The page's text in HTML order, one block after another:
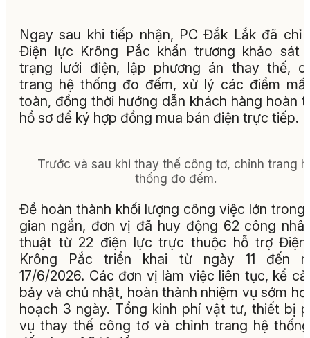
Ngay sau khi tiếp nhận, PC Đắk Lắk đã chỉ
Điện lực Krông Pắc khẩn trương khảo sát
trạng lưới điện, lập phương án thay thế,
trang hệ thống đo đếm, xử lý các điểm
toàn, đồng thời hướng dẫn khách hàng hoàn
hồ sơ để ký hợp đồng mua bán điện trực tiếp.
Trước và sau khi thay thế công tơ, chỉnh trang
thống đo đếm.
Để hoàn thành khối lượng công việc lớn trong
gian ngắn, đơn vị đã huy động 62 công
thuật từ 22 điện lực trực thuộc hỗ trợ
Krông Pắc triển khai từ ngày 11 đến
17/6/2026. Các đơn vị làm việc liên tục, kể
bảy và chủ nhật, hoàn thành nhiệm vụ sớm
hoạch 3 ngày. Tổng kinh phí vật tư, thiết bị
vụ thay thế công tơ và chỉnh trang hệ